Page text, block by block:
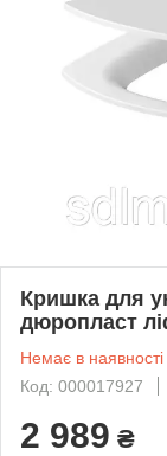
Кришка для
дюропласт
Немає в наявності
Код: 000017927
2 989 ₴